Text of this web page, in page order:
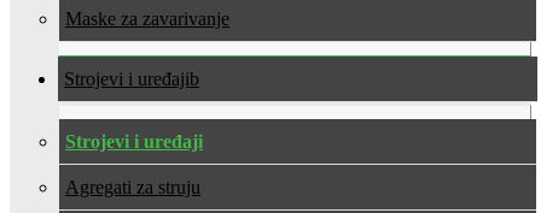
Maske za zavarivanje
Strojevi i uređaji
Strojevi i uređaji
Agregati za struju